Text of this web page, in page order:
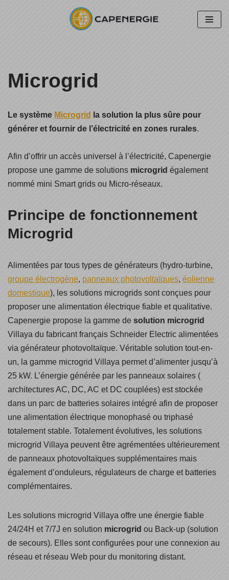
Microgrid
Le système Microgrid
la solution la plus sûre pour
générer et fournir de l’électricité en zones rurales.
Afin d’offrir un accès universel à l’électricité, Capenergie
propose une gamme de solutions microgrid également
nommé mini Smart grids ou Micro-réseaux.
Principe de fonctionnement
Microgrid
Alimentées par tous types de générateurs (hydro-turbine,
groupe électrogène, panneaux photovoltaïques, éolienne
domestique), les solutions microgrids sont conçues pour
proposer une alimentation électrique fiable et qualitative.
Capenergie propose la gamme de solution microgrid
Villaya du fabricant français Schneider Electric alimentées
via générateur photovoltaïque. Véritable solution tout-en-
un, la gamme microgrid Villaya permet d’alimenter jusqu’à
25 kW. L’énergie générée par les panneaux solaires (
architectures AC, DC, AC et DC couplées) est stockée
dans un parc de batteries solaires intégré afin de proposer
une alimentation électrique monophasé ou triphasé
totalement stable. Totalement évolutives, les solutions
microgrid Villaya peuvent être agrémentées ultérieurement
de panneaux photovoltaïques supplémentaires mais
également d’onduleurs, régulateurs de charge et batteries
complémentaires.
Les solutions microgrid Villaya offre une énergie fiable
24/24H et 7/7J en solution microgrid ou Back-up (solution
de secours). Elles sont configurées pour une connexion au
réseau et réseau Web pour du monitoring distant.